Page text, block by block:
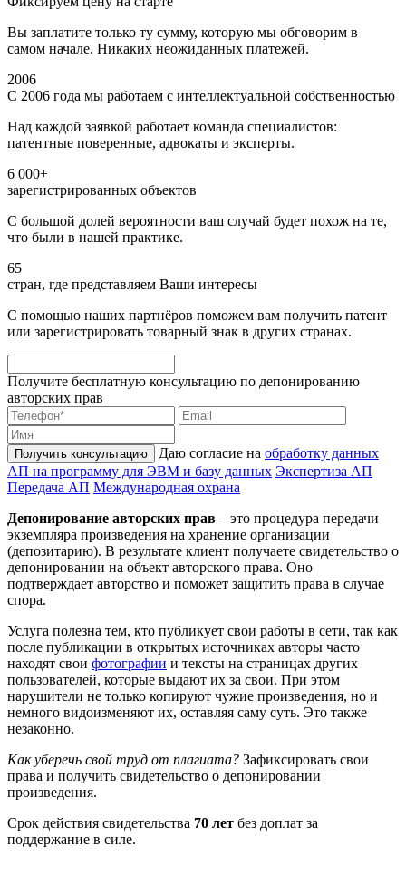
Вы заплатите только ту сумму, которую мы обговорим в
самом начале. Никаких неожиданных платежей.
2006
С 2006 года мы работаем с интеллектуальной собственностью
Над каждой заявкой работает команда специалистов:
патентные поверенные, адвокаты и эксперты.
6 000+
зарегистрированных объектов
С большой долей вероятности ваш случай будет похож на те,
что были в нашей практике.
65
стран, где представляем Ваши интересы
С помощью наших партнёров поможем вам получить патент
или зарегистрировать товарный знак в других странах.
Получите бесплатную консультацию по депонированию
авторских прав
Получить консультацию Даю согласие на обработку данных
АП на программу для ЭВМ и базу данных Экспертиза АП
Передача АП Международная охрана
Депонирование авторских прав – это процедура передачи
экземпляра произведения на хранение организации
(депозитарию). В результате клиент получаете свидетельство о
депонировании на объект авторского права. Оно
подтверждает авторство и поможет защитить права в случае
спора.
Услуга полезна тем, кто публикует свои работы в сети, так как
после публикации в открытых источниках авторы часто
находят свои фотографии и тексты на страницах других
пользователей, которые выдают их за свои. При этом
нарушители не только копируют чужие произведения, но и
немного видоизменяют их, оставляя саму суть. Это также
незаконно.
Как уберечь свой труд от плагиата? Зафиксировать свои
права и получить свидетельство о депонировании
произведения.
Срок действия свидетельства 70 лет без доплат за
поддержание в силе.